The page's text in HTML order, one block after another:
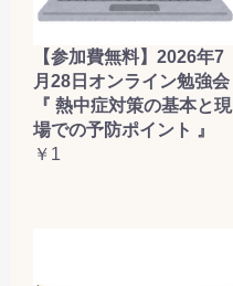
【参加費無料】2026年7
月28日オンライン勉強会
『 熱中症対策の基本と現
場での予防ポイント 』
￥1